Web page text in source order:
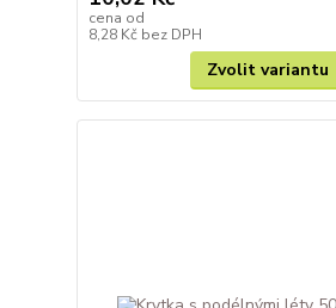
cena od
8,28 Kč bez DPH
Zvolit variantu